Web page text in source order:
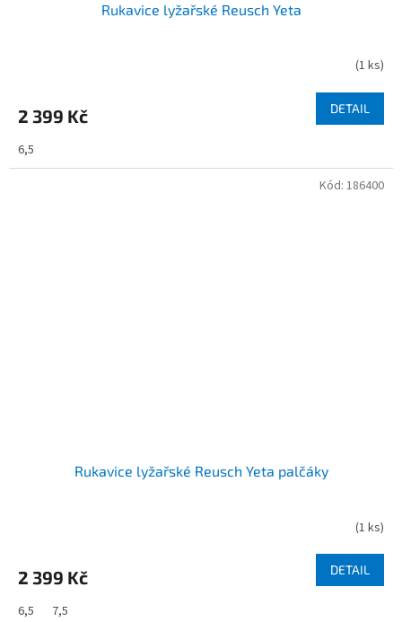
Rukavice lyžařské Reusch Yeta
(1 ks)
2 399 Kč DETAIL
6,5
Rukavice lyžařské Reusch Yeta palčáky
(1 ks)
2 399 Kč DETAIL
6,5 7,5
Kód: 186400